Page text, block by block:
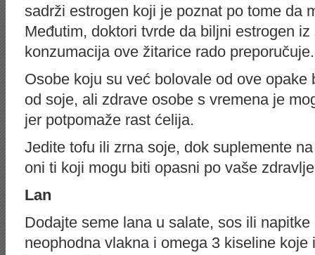
sadrži estrogen koji je poznat po tome da
Međutim, doktori tvrde da biljni estrogen
konzumacija ove žitarice rado preporučuje.
Osobe koju su već bolovale od ove
od soje, ali zdrave osobe s vremena je
jer potpomaže rast ćelija.
Jedite tofu ili zrna soje, dok suplemente
oni ti koji mogu biti opasni po vaše
Lan
Dodajte seme lana u salate, sos ili
neophodna vlakna i omega 3 kiseline